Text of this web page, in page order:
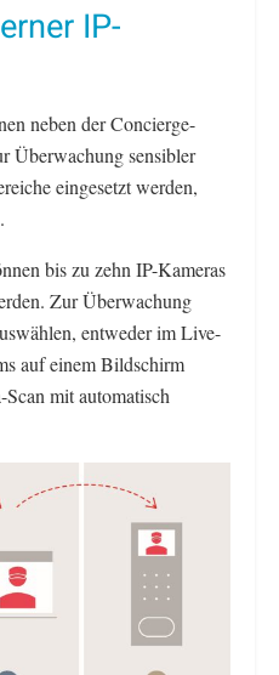
IP-
neben der Concierge-
Überwachung sensibler
eingesetzt werden,
bis zu zehn IP-Kameras
Zur Überwachung
entweder im Live-
auf einem Bildschirm
mit automatisch